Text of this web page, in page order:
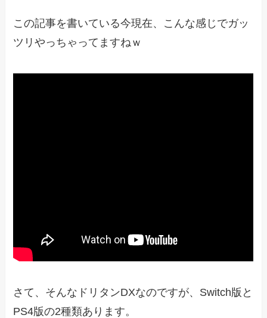
この記事を書いている今現在、こんな感じでガッ
ツリやっちゃってますねｗ
さて、そんなドリタンDXなのですが、Switch版と
PS4版の2種類あります。